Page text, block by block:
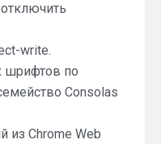
write.
шрифтов по
Consolas
из Chrome Web